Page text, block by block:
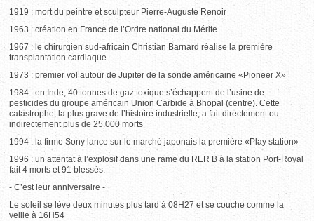
1919 : mort du peintre et sculpteur Pierre-Auguste Renoir
1963 : création en France de l’Ordre national du Mérite
1967 : le chirurgien sud-africain Christian Barnard réalise la première
transplantation cardiaque
1973 : premier vol autour de Jupiter de la sonde américaine «Pioneer X»
1984 : en Inde, 40 tonnes de gaz toxique s’échappent de l’usine de
pesticides du groupe américain Union Carbide à Bhopal (centre). Cette
catastrophe, la plus grave de l’histoire industrielle, a fait directement ou
indirectement plus de 25.000 morts
1994 : la firme Sony lance sur le marché japonais la première «Play station»
1996 : un attentat à l’explosif dans une rame du RER B à la station Port-Royal
fait 4 morts et 91 blessés.
- C’est leur anniversaire -
Le soleil se lève deux minutes plus tard à 08H27 et se couche comme la
veille à 16H54